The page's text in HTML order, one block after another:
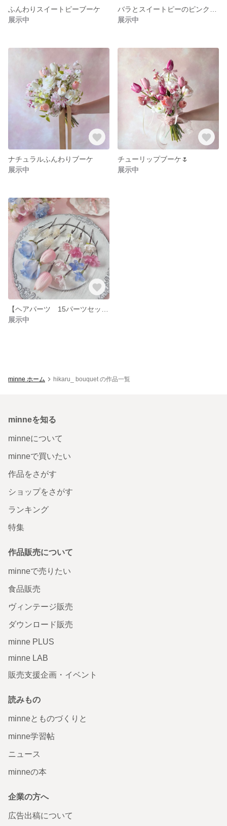
ふんわりスイートピーブーケ
展示中
展示中
ナチュラルふんわりブーケ
展示中
チューリップブーケ🌷
展示中
展示中
minne ホーム hikaru_ bouquet の作品一覧
minneを知る
minneについて
minneで買いたい
作品をさがす
ショップをさがす
ランキング
特集
作品販売について
minneで売りたい
食品販売
ヴィンテージ販売
ダウンロード販売
minne PLUS
minne LAB
販売支援企画・イベント
読みもの
minneとものづくりと
minne学習帖
ニュース
minneの本
企業の方へ
広告出稿について